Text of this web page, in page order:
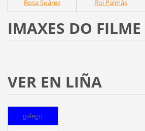
Rosa Suárez Roi Palmás
IMAXES DO FILME
VER EN LIÑA
galego